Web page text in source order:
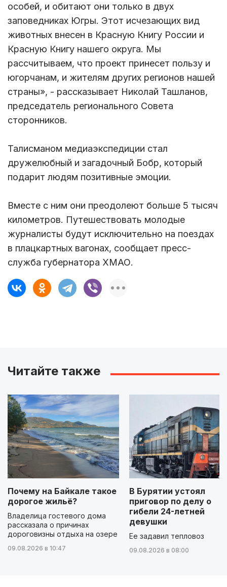
особей, и обитают они только в двух
заповедниках Югры. Этот исчезающих вид
животных внесен в Красную Книгу России и
Красную Книгу нашего округа. Мы
рассчитываем, что проект принесет пользу и
югорчанам, и жителям других регионов нашей
страны», - рассказывает Николай Ташланов,
председатель регионального Совета
сторонников.
Талисманом медиаэкспедиции стал
дружелюбный и загадочный Бобр, который
подарит людям позитивные эмоции.
Вместе с ним они преодолеют больше 5 тысяч
километров. Путешествовать молодые
журналисты будут исключительно на поездах
в плацкартных вагонах, сообщает пресс-
служба губернатора ХМАО.
Читайте также
Почему на Байкале такое
дорогое жильё?
Владелица гостевого дома
рассказала о причинах
дороговизны отдыха на озере
09.08.2026 в 10:47
В Бурятии устоял
приговор по делу о
гибели 24-летней
девушки
Ее задавил тепловоз
09.08.2026 в 08:00